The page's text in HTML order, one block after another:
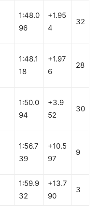
1:48.0
96
+1.95
4
32
1:48.1
18
+1.97
6
28
1:50.0
94
+3.9
52
30
1:56.7
39
+10.5
97
9
1:59.9
32
+13.7
90
3